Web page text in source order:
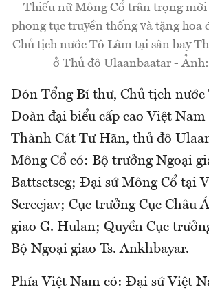
Thiếu nữ Mông Cổ trân trọng mời
phong tục truyền thống và tặng hoa
Chủ tịch nước Tô Lâm tại sân bay
ở Thủ đô Ulaanbaatar -
Đón Tổng Bí thư, Chủ tịch nước
Đoàn đại biểu cấp cao Việt Nam
Thành Cát Tư Hãn, thủ đô
Mông Cổ có: Bộ trưởng Ngoại
Battsetseg; Đại sứ Mông Cổ tại
Sereejav; Cục trưởng Cục Châu
giao G. Hulan; Quyền Cục
Bộ Ngoại giao Ts. Ankhbayar.
Phía Việt Nam có: Đại sứ Việt